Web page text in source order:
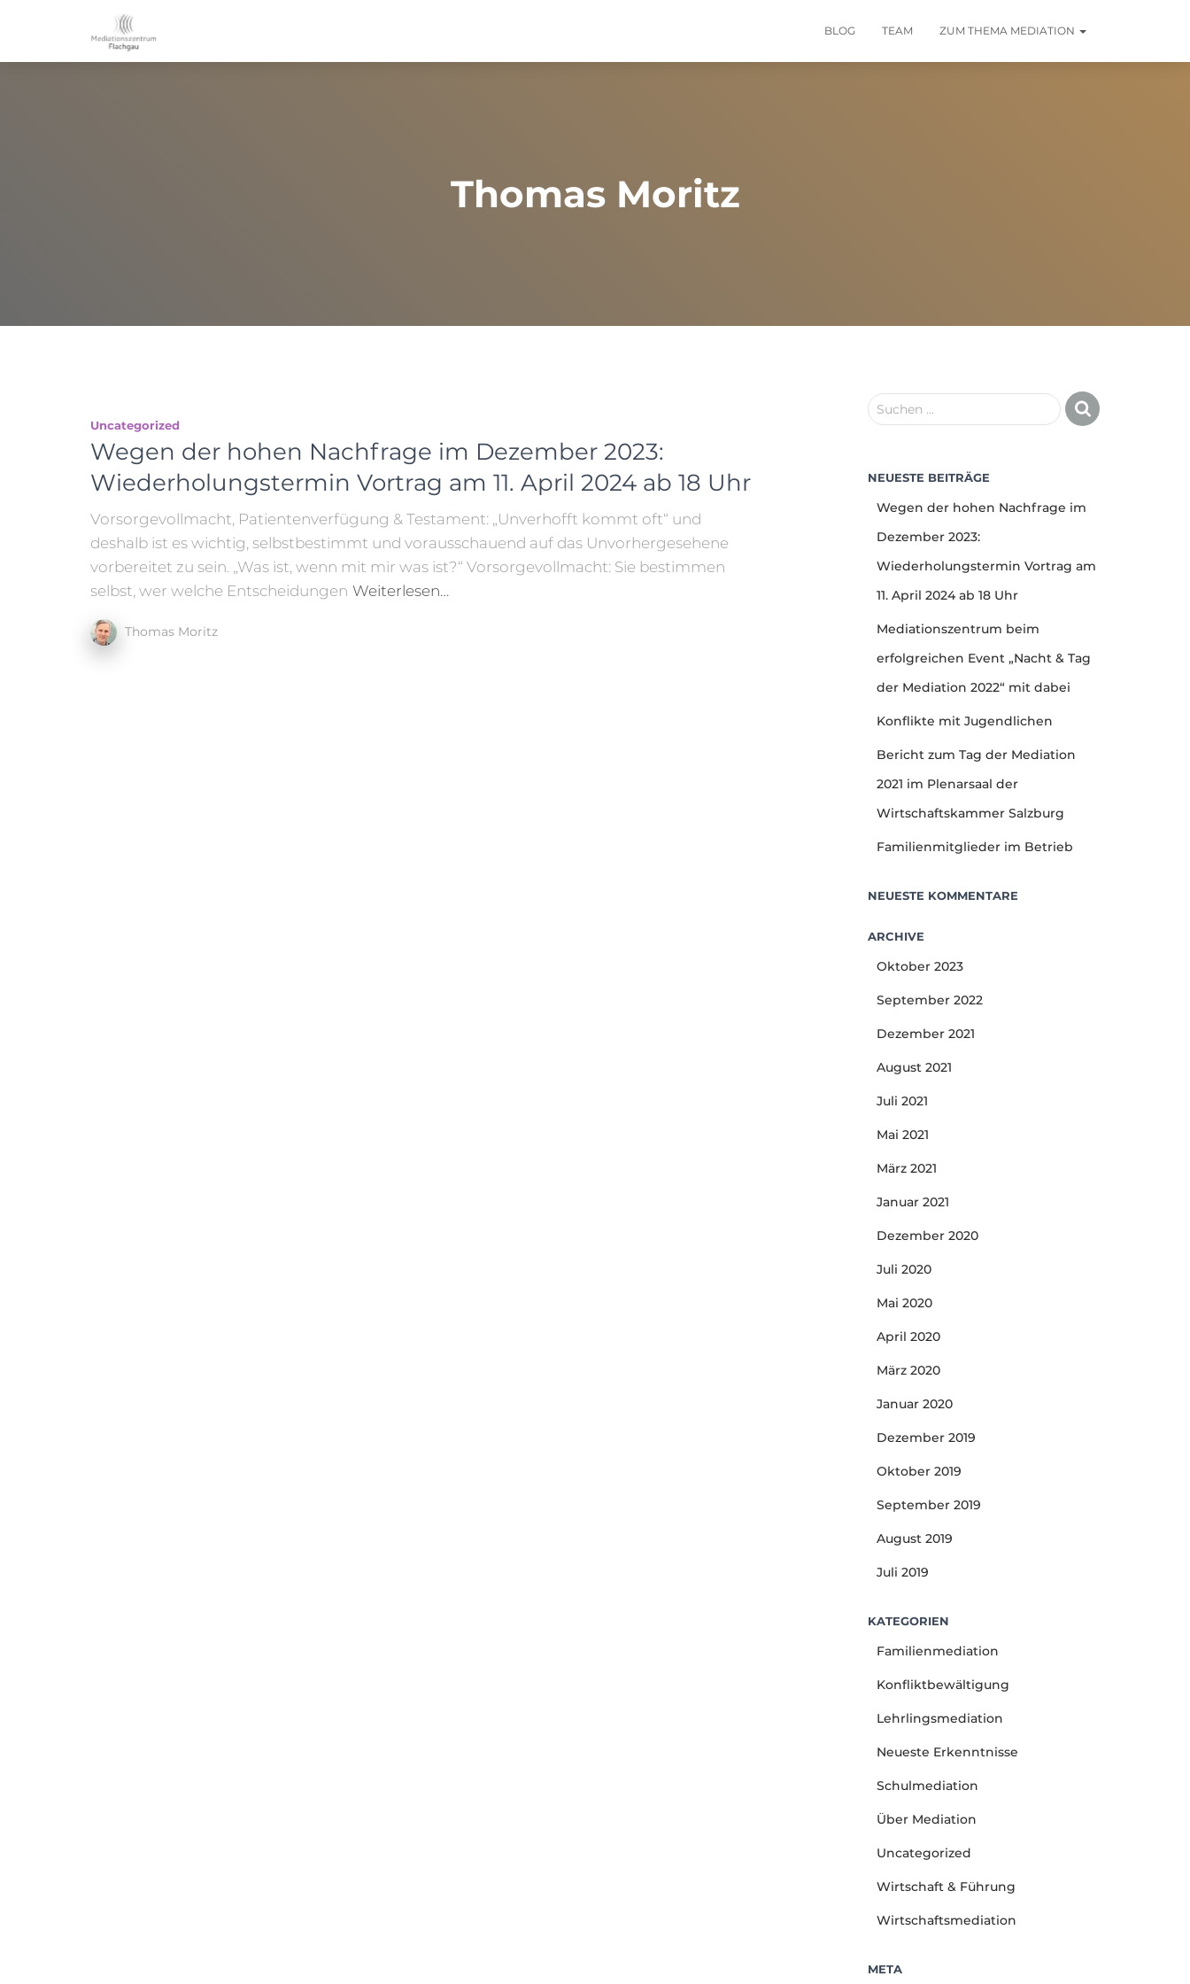
BLOG TEAM ZUM THEMA MEDIATION
Thomas Moritz
Uncategorized
Wegen der hohen Nachfrage im Dezember 2023:
Wiederholungstermin Vortrag am 11. April 2024 ab 18 Uhr
Vorsorgevollmacht, Patientenverfügung & Testament: „Unverhofft kommt oft“ und
deshalb ist es wichtig, selbstbestimmt und vorausschauend auf das Unvorhergesehene
vorbereitet zu sein. „Was ist, wenn mit mir was ist?“ Vorsorgevollmacht: Sie bestimmen
selbst, wer welche Entscheidungen Weiterlesen…
Thomas Moritz
Suchen …
NEUESTE BEITRÄGE
Wegen der hohen Nachfrage im
Dezember 2023:
Wiederholungstermin Vortrag am
11. April 2024 ab 18 Uhr
Mediationszentrum beim
erfolgreichen Event „Nacht & Tag
der Mediation 2022“ mit dabei
Konflikte mit Jugendlichen
Bericht zum Tag der Mediation
2021 im Plenarsaal der
Wirtschaftskammer Salzburg
Familienmitglieder im Betrieb
NEUESTE KOMMENTARE
ARCHIVE
Oktober 2023
September 2022
Dezember 2021
August 2021
Juli 2021
Mai 2021
März 2021
Januar 2021
Dezember 2020
Juli 2020
Mai 2020
April 2020
März 2020
Januar 2020
Dezember 2019
Oktober 2019
September 2019
August 2019
Juli 2019
KATEGORIEN
Familienmediation
Konfliktbewältigung
Lehrlingsmediation
Neueste Erkenntnisse
Schulmediation
Über Mediation
Uncategorized
Wirtschaft & Führung
Wirtschaftsmediation
META